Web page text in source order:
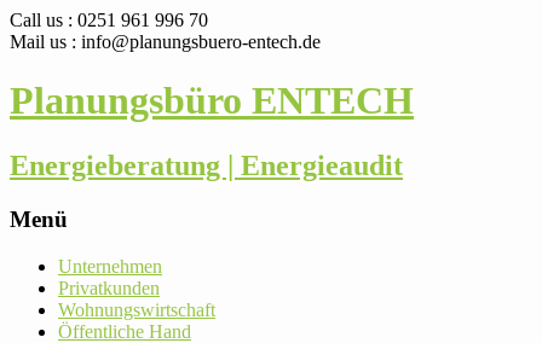
Call us : 0251 961 996 70
Mail us : info@planungsbuero-entech.de
Planungsbüro ENTECH
Energieberatung | Energieaudit
Menü
Skip
content
Unter­nehmen
Pri­vat­kunden
Woh­nungs­wirt­schaft
Öffent­liche Hand